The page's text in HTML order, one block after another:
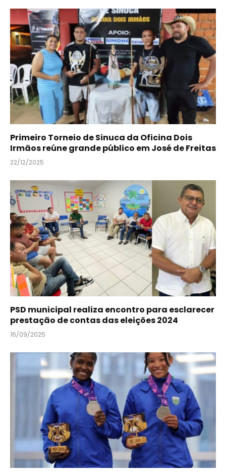
Primeiro Torneio de Sinuca da Oficina Dois
Irmãos reúne grande público em José de Freitas
22/12/2025
PSD municipal realiza encontro para esclarecer
prestação de contas das eleições 2024
16/09/2025